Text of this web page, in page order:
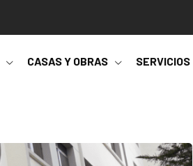
CASAS Y OBRAS SERVICIOS